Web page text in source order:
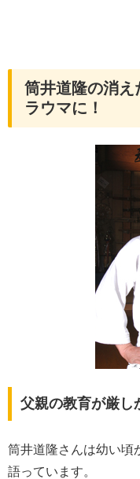
筒井道隆の消え
ラウマに！
父親の教育が厳し
筒井道隆さんは幼い頃
語っています。